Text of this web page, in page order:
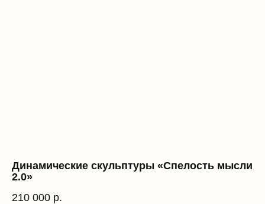
Динамические скульптуры «Спелость мысли
2.0»
210 000 р.